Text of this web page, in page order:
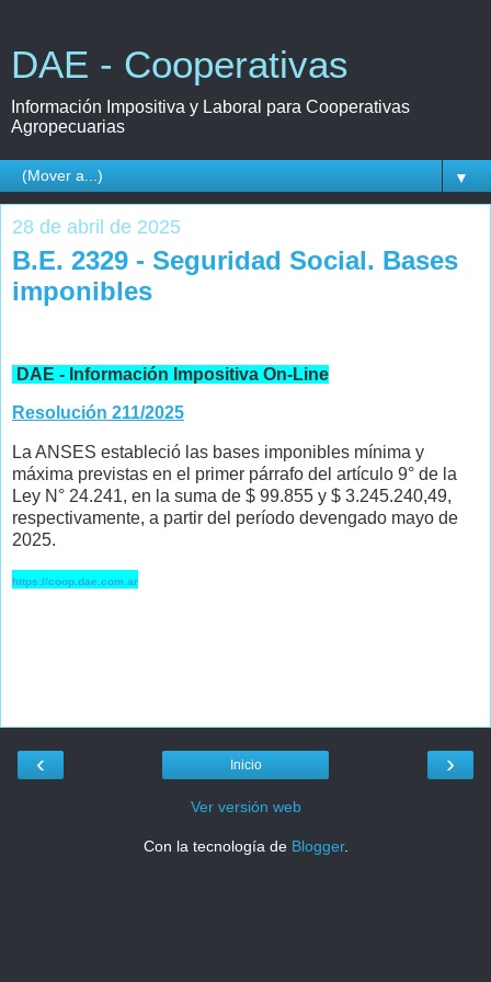
DAE - Cooperativas
Información Impositiva y Laboral para Cooperativas
Agropecuarias
▼
28 de abril de 2025
B.E. 2329 - Seguridad Social. Bases
imponibles
DAE - Información Impositiva On-Line
Resolución 211/2025
La ANSES estableció las bases imponibles mínima y
máxima previstas en el primer párrafo del artículo 9° de la
Ley N° 24.241, en la suma de $ 99.855 y $ 3.245.240,49,
respectivamente, a partir del período devengado mayo de
2025.
https://coop.dae.com.ar
‹ ›
Inicio
Ver versión web
Con la tecnología de Blogger.